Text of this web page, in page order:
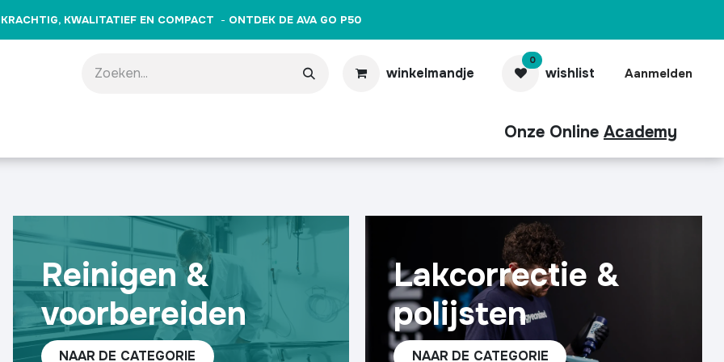
KRACHTIG, KWALITATIEF EN COMPACT - ONTDEK DE AVA GO P50
winkelmandje
0
wishlist Aanmelden
Pro
Onze Online Academy
Reinigen &
voorbereiden
NAAR DE CATEGORIE
Lakcorrectie &
polijsten
NAAR DE CATEG​​ORIE